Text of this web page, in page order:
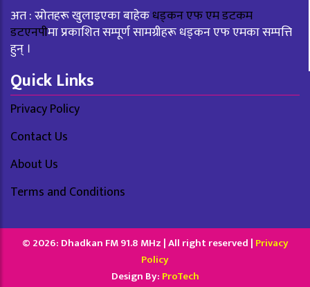
अत : स्रोतहरू खुलाइएका बाहेकधड्कन एफ एम डटकम
डटएनपीमा प्रकाशित सम्पूर्ण सामग्रीहरू धड्कन एफ एमका सम्पत्ति
हुन् ।
Quick Links
Privacy Policy
Contact Us
About Us
Terms and Conditions
© 2026: Dhadkan FM 91.8 MHz | All right reserved | Privacy
Policy
Design By: ProTech